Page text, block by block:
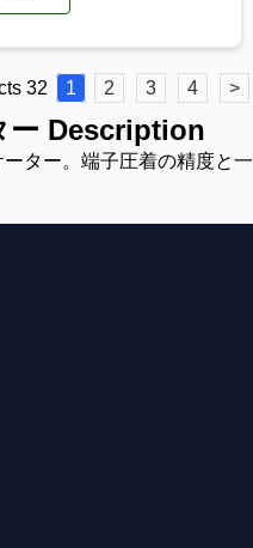
32 1 2 3 4 >
ー Description
ター。端子圧着の精度と一